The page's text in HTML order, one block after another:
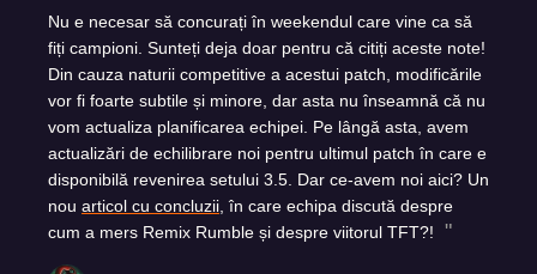
Nu e necesar să concurați în weekendul care vine ca să
fiți campioni. Sunteți deja doar pentru că citiți aceste note!
Din cauza naturii competitive a acestui patch, modificările
vor fi foarte subtile și minore, dar asta nu înseamnă că nu
vom actualiza planificarea echipei. Pe lângă asta, avem
actualizări de echilibrare noi pentru ultimul patch în care e
disponibilă revenirea setului 3.5. Dar ce-avem noi aici? Un
nou articol cu concluzii , în care echipa discută despre
cum a mers Remix Rumble și despre viitorul TFT?!